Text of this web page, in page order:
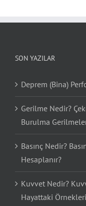
SON YAZILAR
Deprem (Bina)
Gerilme Nedir?
Burulma
Basınç Nedir?
Hesaplanır?
Kuvvet Nedir?
Hayattaki Örnekleri